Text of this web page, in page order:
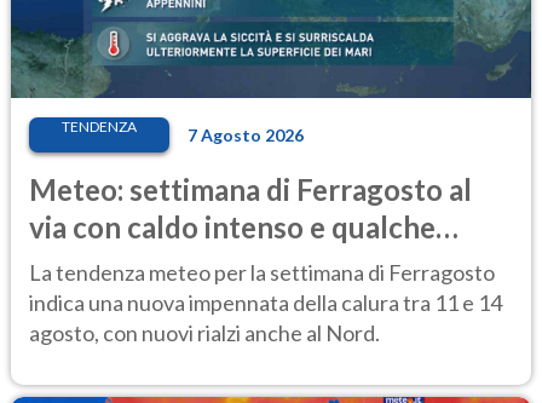
TENDENZA 7 Agosto 2026
Meteo: settimana di Ferragosto al
via con caldo intenso e qualche
temporale
La tendenza meteo per la settimana di Ferragosto
indica una nuova impennata della calura tra 11 e 14
agosto, con nuovi rialzi anche al Nord.